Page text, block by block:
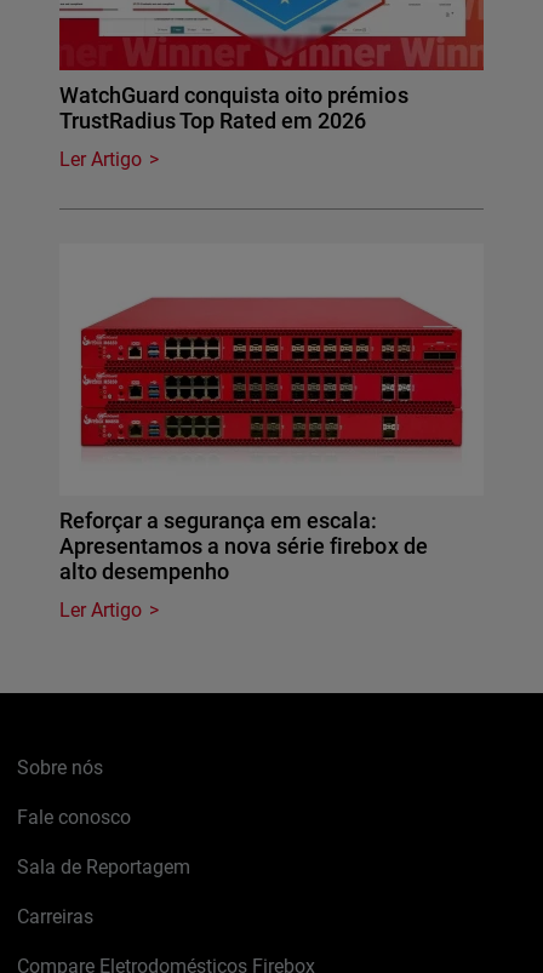
WatchGuard conquista oito prémios
TrustRadius Top Rated em 2026
Ler Artigo
Reforçar a segurança em escala:
Apresentamos a nova série firebox de
alto desempenho
Ler Artigo
Sobre nós
Fale conosco
Sala de Reportagem
Carreiras
Compare Eletrodomésticos Firebox